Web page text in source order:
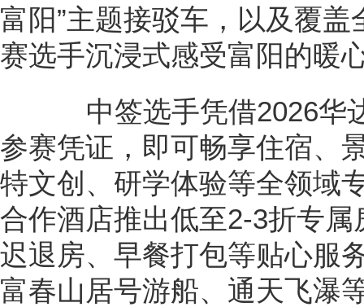
富阳”主题接驳车，以及覆
赛选手沉浸式感受富阳的暖
中签选手凭借2026华
参赛凭证，即可畅享住宿、
特文创、研学体验等全领域
合作酒店推出低至2-3折专
迟退房、早餐打包等贴心服
富春山居号游船、通天飞瀑